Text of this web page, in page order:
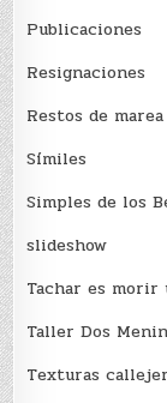
Publicaciones
Resignaciones
Restos de marea
Sí­miles
Simples de los
slideshow
Tachar es morir
Taller Dos
Texturas